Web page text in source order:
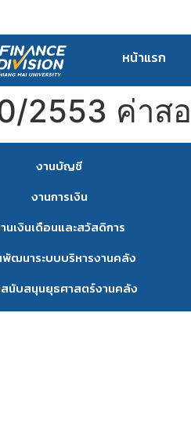
หน้าแรก
2553 ค่าส
งานบัญชี
งานการเงิน
นเงินเดือนและสวัสดิการ
พัฒนาระบบบริหารงานคลัง
นับสนุนยุธศาสตร์งานคลัง